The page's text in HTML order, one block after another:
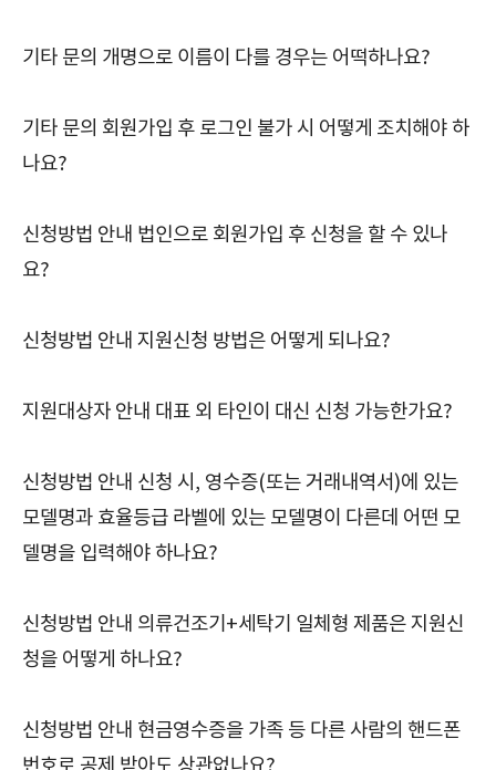
기타 문의 개명으로 이름이 다를 경우는 어떡하나요?
기타 문의 회원가입 후 로그인 불가 시 어떻게 조치해야 하
나요?
신청방법 안내 법인으로 회원가입 후 신청을 할 수 있나
요?
신청방법 안내 지원신청 방법은 어떻게 되나요?
지원대상자 안내 대표 외 타인이 대신 신청 가능한가요?
신청방법 안내 신청 시, 영수증(또는 거래내역서)에 있는
모델명과 효율등급 라벨에 있는 모델명이 다른데 어떤 모
델명을 입력해야 하나요?
신청방법 안내 의류건조기+세탁기 일체형 제품은 지원신
청을 어떻게 하나요?
신청방법 안내 현금영수증을 가족 등 다른 사람의 핸드폰